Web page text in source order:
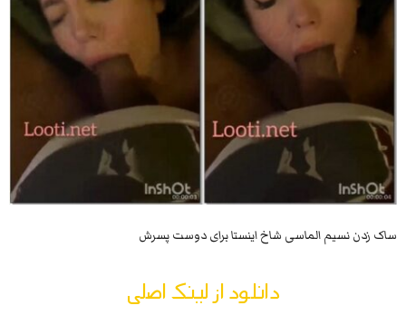
ساک زدن نسیم الماسی شاخ اینستا برای دوست پسرش
دانلود از لینک اصلی